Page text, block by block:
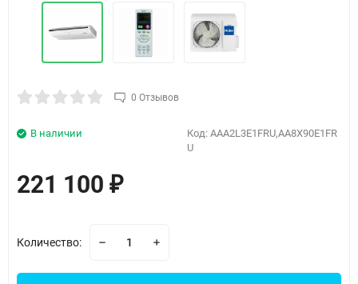
0 Отзывов
Код: AAA2L3E1FRU,AA8X90E1FR
U
В наличии
221 100 ₽
Количество: